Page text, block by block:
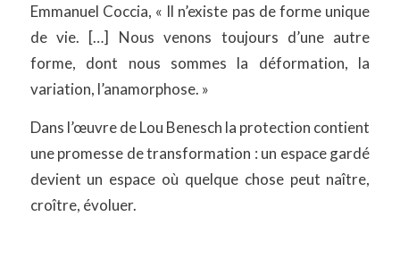
Emmanuel Coccia, « Il n’existe pas de forme unique
de vie. […] Nous venons toujours d’une autre
forme, dont nous sommes la déformation, la
variation, l’anamorphose. »
Dans l’œuvre de Lou Benesch la protection contient
une promesse de transformation : un espace gardé
devient un espace où quelque chose peut naître,
croître, évoluer.